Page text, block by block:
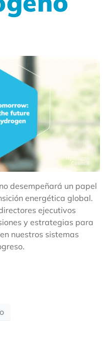
desempeñará un papel
energética global.
ejecutivos
y estrategias para
nuestros sistemas